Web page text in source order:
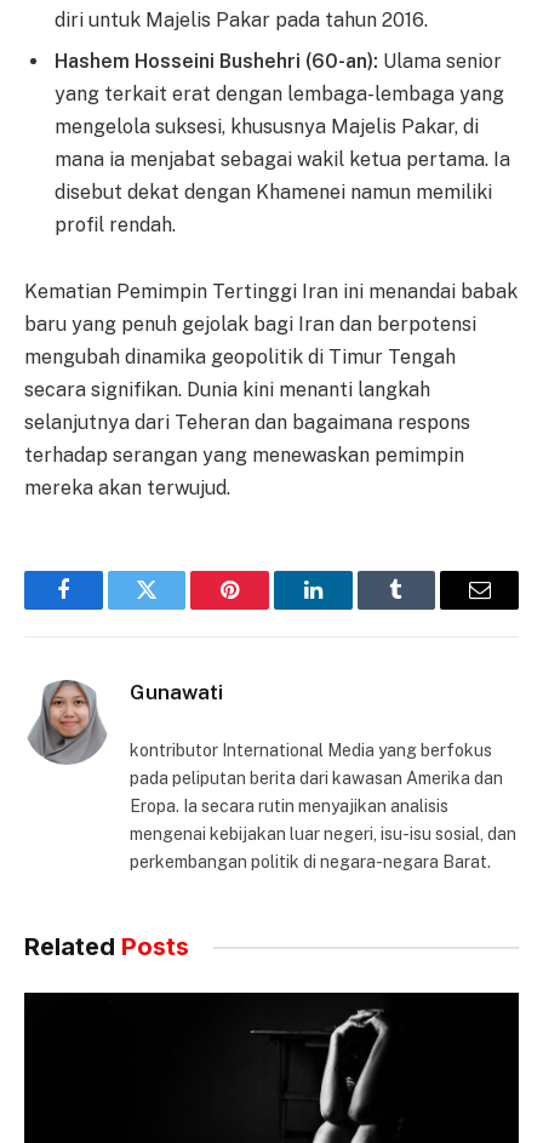
diri untuk Majelis Pakar pada tahun 2016.
Hashem Hosseini Bushehri (60-an): Ulama senior
yang terkait erat dengan lembaga-lembaga yang
mengelola suksesi, khususnya Majelis Pakar, di
mana ia menjabat sebagai wakil ketua pertama. Ia
disebut dekat dengan Khamenei namun memiliki
profil rendah.
Kematian Pemimpin Tertinggi Iran ini menandai babak
baru yang penuh gejolak bagi Iran dan berpotensi
mengubah dinamika geopolitik di Timur Tengah
secara signifikan. Dunia kini menanti langkah
selanjutnya dari Teheran dan bagaimana respons
terhadap serangan yang menewaskan pemimpin
mereka akan terwujud.
FacebookTwitter Pinterest LinkedInTumblr Email
Gunawati
kontributor International Media yang berfokus
pada peliputan berita dari kawasan Amerika dan
Eropa. Ia secara rutin menyajikan analisis
mengenai kebijakan luar negeri, isu-isu sosial, dan
perkembangan politik di negara-negara Barat.
Related Posts